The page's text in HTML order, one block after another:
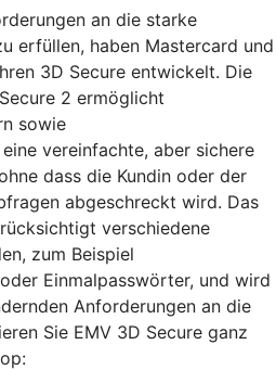
an die starke
erfüllen, haben Mastercard und
3D Secure entwickelt. Die
2 ermöglicht
sowie
vereinfachte, aber sichere
dass die Kundin oder der
abgeschreckt wird. Das
verschiedene
zum Beispiel
Einmalpasswörter, und wird
Anforderungen an die
Sie EMV 3D Secure ganz